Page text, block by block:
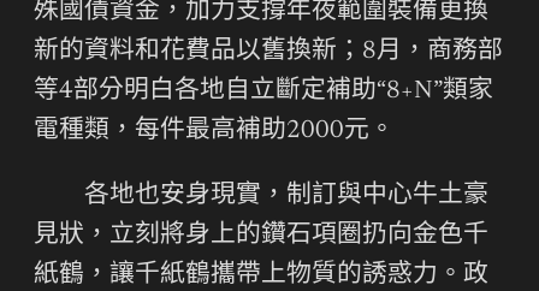
殊國債資金，加力支撐年夜範圍裝備更換
新的資料和花費品以舊換新；8月，商務部
等4部分明白各地自立斷定補助“8+N”類家
電種類，每件最高補助2000元。
各地也安身現實，制訂與中心牛土豪
見狀，立刻將身上的鑽石項圈扔向金色千
紙鶴，讓千紙鶴攜帶上物質的誘惑力。政